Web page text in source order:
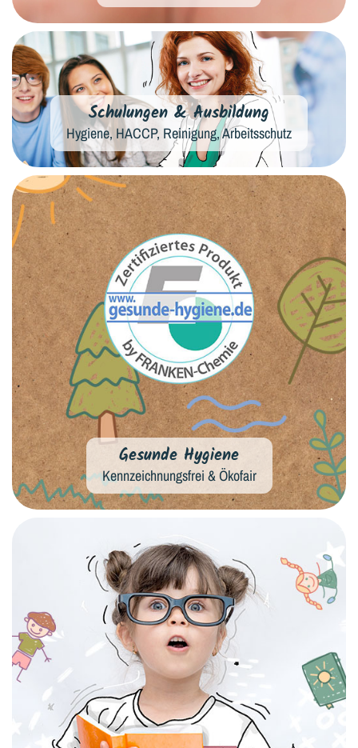
Schulungen & Ausbildung
Hygiene, HACCP, Reinigung, Arbeitsschutz
Gesunde Hygiene
Kennzeichnungsfrei & Ökofair